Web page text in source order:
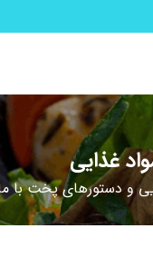
غذایی
و دستورهای پخت با